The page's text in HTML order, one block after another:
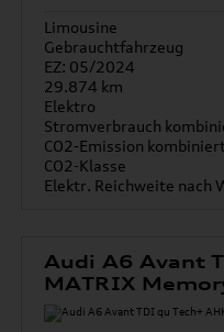
Limousine
Gebrauchtfahrzeug
EZ: 05/2024
29.874 km
Elektro
Stromverbrauch
CO2-Emission
CO2-Klasse
Audi A6 Avant
MATRIX